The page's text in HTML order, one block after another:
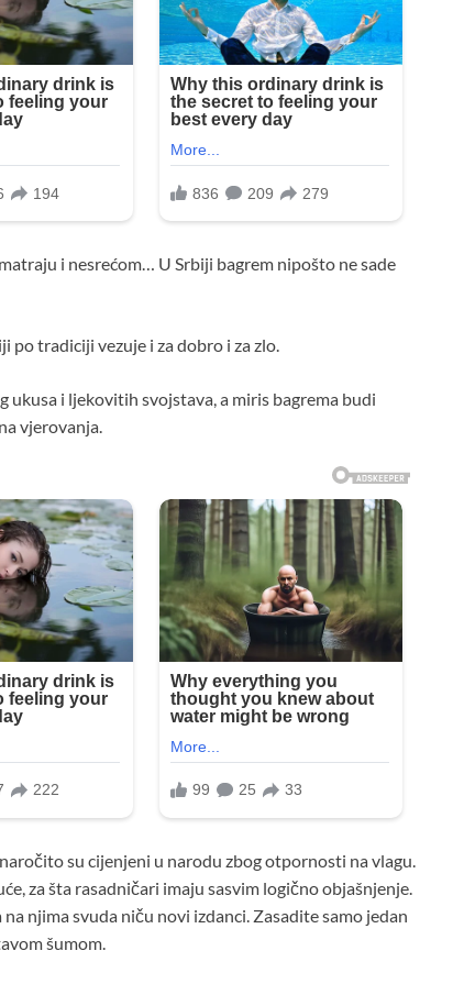
i nesrećom… U Srbiji bagrem nipošto ne sade
po tradiciji vezuje i za dobro i za zlo.
ukusa i ljekovitih svojstava, a miris bagrema budi
vjerovanja.
su cijenjeni u narodu zbog otpornosti na vlagu.
za šta rasadničari imaju sasvim logično objašnjenje.
njima svuda niču novi izdanci. Zasadite samo jedan
šumom.